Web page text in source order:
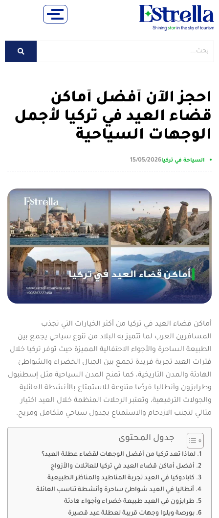
احجز الآن أفضل أماكن
قضاء العيد في تركيا لأجمل
الوجهات السياحية
السياحة في تركيا15/05/2026
أماكن قضاء العيد في تركيا من أكثر الخيارات التي تجذب
المسافرين العرب لما تتميز به البلاد من تنوع سياحي يجمع بين
الطبيعة الساحرة والأجواء الاحتفالية المميزة حيث توفر تركيا خلال
فترات العيد تجربة فريدة تجمع بين الجبال الخضراء والشواطئ
الهادئة والمدن التاريخية، كما تمنح المدن السياحية مثل إسطنبول
وطرابزون وأنطاليا فرصًا متنوعة للاستمتاع بالأنشطة العائلية
والجولات الترفيهية، وتعتبر الرحلات المنظمة خلال العيد اختيار
مثالي لتجنب الازدحام والاستمتاع بجدول سياحي متكامل ومريح.
جدول المحتوى
لماذا تعد تركيا من أفضل الوجهات لقضاء عطلة العيد؟
أفضل أماكن قضاء العيد في تركيا للعائلات والأزواج
كابادوكيا في العيد تجربة المناطيد والمناظر الطبيعية
أنطاليا في العيد شواطئ ساحرة وأنشطة تناسب العائلة
طرابزون في العيد طبيعة خضراء وأجواء هادئة
بورصة ويلوا وجهات قريبة لعطلة عيد قصيرة